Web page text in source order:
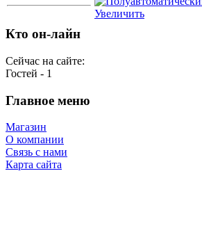
Кто он-лайн
Сейчас на сайте:
Гостей - 1
Главное меню
Магазин
О компании
Связь с нами
Карта сайта
Увеличить